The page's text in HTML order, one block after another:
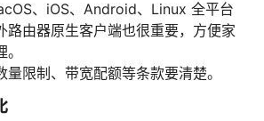
、iOS、Android、Linux 全平台
路由器原生客户端也很重要，方便家
量限制、带宽配额等条款要清楚。